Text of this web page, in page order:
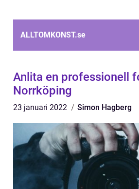
ALLTOMKONST.se
Anlita en professionell
Norrköping
23 januari 2022 Simon Hagberg